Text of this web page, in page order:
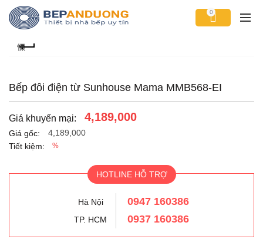
0
Bếp đôi điện từ Sunhouse Mama MMB568-EI
Giá khuyến mại: 4,189,000
Giá gốc:
4,189,000
Tiết kiệm:
%
HOTLINE HỖ TRỢ
Hà Nội 0947 160386
TP. HCM 0937 160386